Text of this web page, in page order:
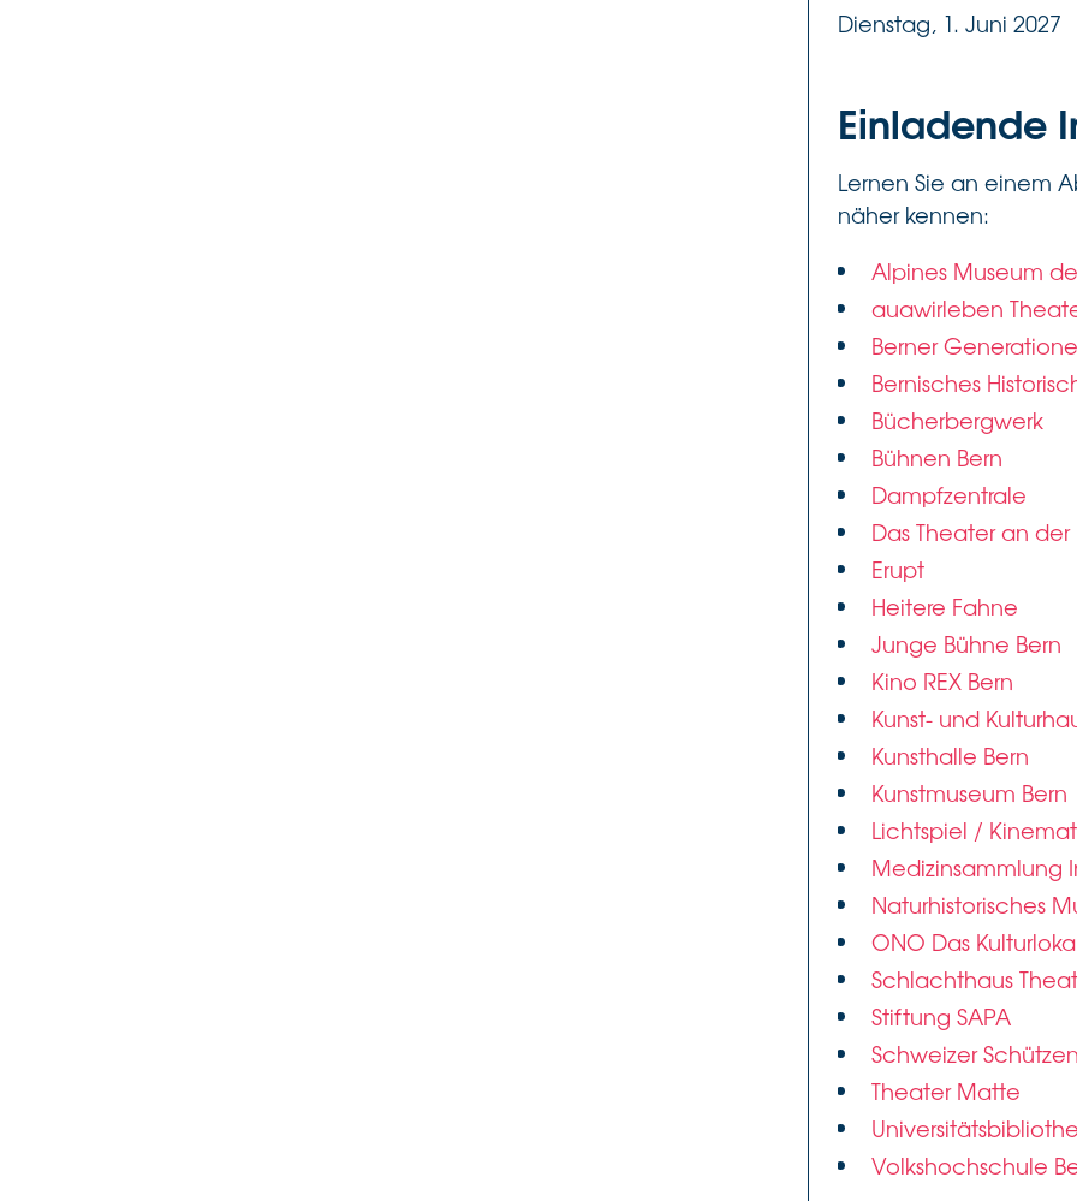
Dienstag, 1. Juni 2027
Einladende
Lernen Sie an einem
näher kennen:
Alpines Museum
auawirleben
Berner
Bernisches
Bücherbergwerk
Bühnen Bern
Dampfzentrale
Das Theater an der
Erupt
Heitere Fahne
Junge Bühne Bern
Kino REX Bern
Kunst- und
Kunsthalle Bern
Kunstmuseum Bern
Lichtspiel /
Medizinsammlung
Naturhistorisches
ONO Das
Schlachthaus
Stiftung SAPA
Schweizer
Theater Matte
Volkshochschule